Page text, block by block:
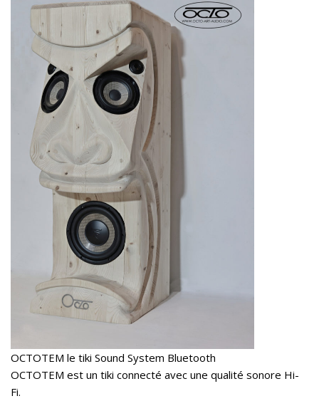
OCTOTEM le tiki Sound System Bluetooth
OCTOTEM est un tiki connecté avec une qualité sonore Hi-
Fi.